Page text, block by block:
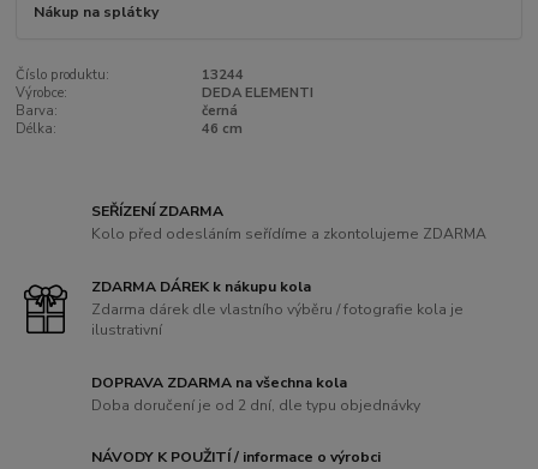
Nákup na splátky
Číslo produktu:
13244
Výrobce:
DEDA ELEMENTI
Barva:
černá
Délka:
46 cm
SEŘÍZENÍ ZDARMA
Kolo před odesláním seřídíme a zkontolujeme ZDARMA
ZDARMA DÁREK k nákupu kola
Zdarma dárek dle vlastního výběru / fotografie kola je
ilustrativní
DOPRAVA ZDARMA na všechna kola
Doba doručení je od 2 dní, dle typu objednávky
NÁVODY K POUŽITÍ / informace o výrobci